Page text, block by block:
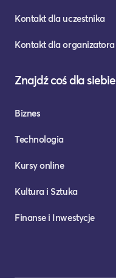
Kontakt dla uczestnika
Kontakt dla organizatora
Znajdź coś dla siebie
Biznes
Technologia
Kursy online
Kultura i Sztuka
Finanse i Inwestycje